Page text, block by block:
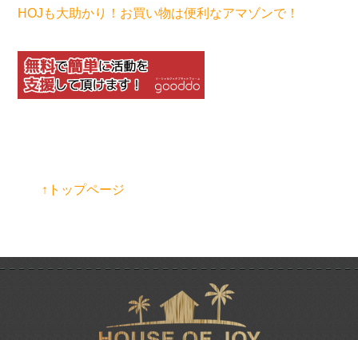
HOJも大助かり！お買い物は便利なアマゾンで！
↑トップページ